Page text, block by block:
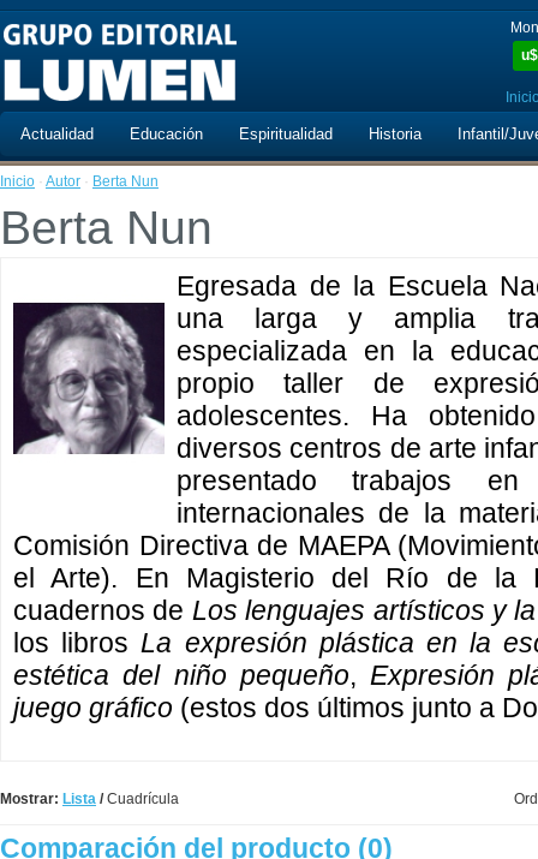
u$
Actualidad Educación Espiritualidad Historia Infantil/
Inicio · Autor · Berta Nun
Berta Nun
Egresada de la Escuela
una larga y amplia
especializada en la
propio taller de
adolescentes. Ha
diversos centros de arte
presentado trabajos
internacionales de la
Comisión Directiva de MAEPA
el Arte). En Magisterio del Río de la
cuadernos de Los lenguajes artísticos y
los libros La expresión plástica en la
estética del niño pequeño, Expresión
juego gráfico (estos dos últimos junto a
Mostrar: Lista /Cuadrícula
Comparación del producto (0)